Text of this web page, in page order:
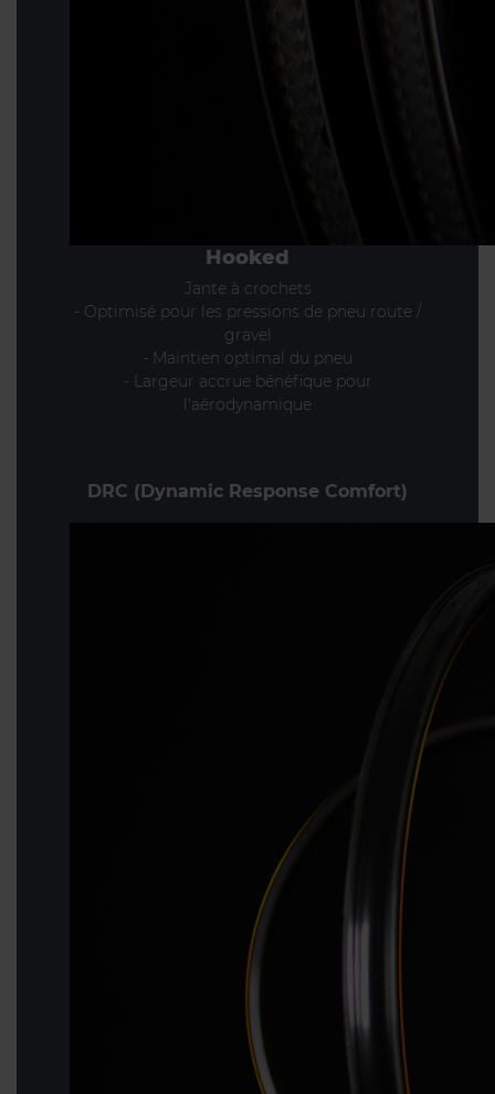
Hooked
Jante à crochets
- Optimisé pour les pressions de pneu route /
gravel
- Maintien optimal du pneu
- Largeur accrue bénéfique pour
l'aérodynamique
DRC (Dynamic Response Comfort)